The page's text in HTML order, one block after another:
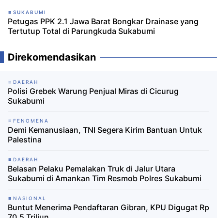
SUKABUMI
Petugas PPK 2.1 Jawa Barat Bongkar Drainase yang
Tertutup Total di Parungkuda Sukabumi
Direkomendasikan
DAERAH
Polisi Grebek Warung Penjual Miras di Cicurug
Sukabumi
FENOMENA
Demi Kemanusiaan, TNI Segera Kirim Bantuan Untuk
Palestina
DAERAH
Belasan Pelaku Pemalakan Truk di Jalur Utara
Sukabumi di Amankan Tim Resmob Polres Sukabumi
NASIONAL
Buntut Menerima Pendaftaran Gibran, KPU Digugat Rp